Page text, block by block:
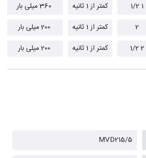
1 1/2 کمتر از 1 ثانیه
360 میلی بار
2 کمتر از 1 ثانیه
200 میلی بار
2 1/2 کمتر از 1 ثانیه 200 میلی بار
MVD215/5